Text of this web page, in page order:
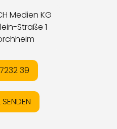
Medien KG
Straße 1
39